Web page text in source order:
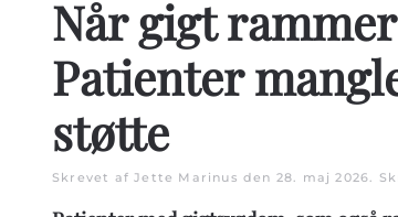
Når gigt
Patienter
støtte
Skrevet af Jette Marinus den 28. maj 2026.